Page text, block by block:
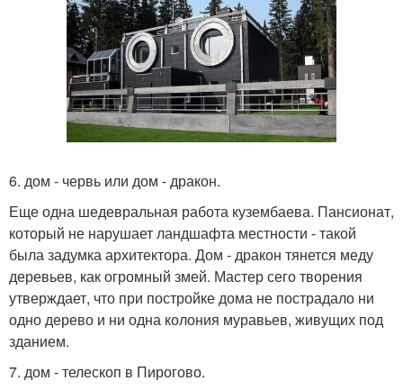
6. дом - червь или дом - дракон.
Еще одна шедевральная работа кузембаева. Пансионат,
который не нарушает ландшафта местности - такой
была задумка архитектора. Дом - дракон тянется меду
деревьев, как огромный змей. Мастер сего творения
утверждает, что при постройке дома не пострадало ни
одно дерево и ни одна колония муравьев, живущих под
зданием.
7. дом - телескоп в Пирогово.